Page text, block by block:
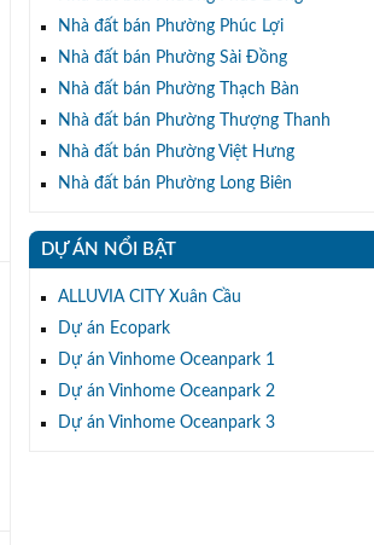
Nhà đất bán Phường Phúc Lợi
Nhà đất bán Phường Sài Đồng
Nhà đất bán Phường Thạch Bàn
Nhà đất bán Phường Thượng Thanh
Nhà đất bán Phường Việt Hưng
Nhà đất bán Phường Long Biên
DỰ ÁN NỔI BẬT
ALLUVIA CITY Xuân Cầu
Dự án Ecopark
Dự án Vinhome Oceanpark 1
Dự án Vinhome Oceanpark 2
Dự án Vinhome Oceanpark 3